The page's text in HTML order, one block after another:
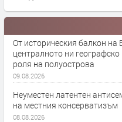
От историческия балкон
централното ни
роля на полуострова
09.08.2026
Неуместен латентен
на местния консерватизъм
08.08.2026